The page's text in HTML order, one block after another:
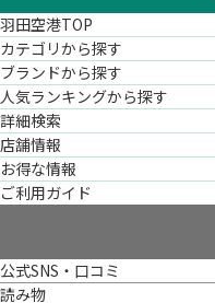
羽田空港TOP
カテゴリから探す
ブランドから探す
人気ランキングから探す
詳細検索
店舗情報
お得な情報
ご利用ガイド
公式SNS・口コミ
読み物